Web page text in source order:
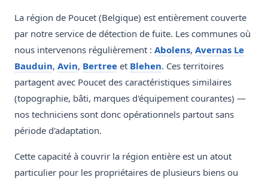
La région de Poucet (Belgique) est entièrement couverte
par notre service de détection de fuite. Les communes où
nous intervenons régulièrement : Abolens, Avernas Le
Bauduin, Avin, Bertree et Blehen. Ces territoires
partagent avec Poucet des caractéristiques similaires
(topographie, bâti, marques d'équipement courantes) —
nos techniciens sont donc opérationnels partout sans
période d'adaptation.
Cette capacité à couvrir la région entière est un atout
particulier pour les propriétaires de plusieurs biens ou